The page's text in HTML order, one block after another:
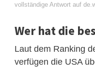
vollständige Antwort auf
Wer hat die
Laut dem Ranking
verfügen die USA